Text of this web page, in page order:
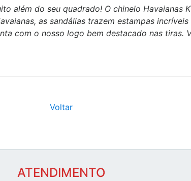
além do seu quadrado! O chinelo Havaianas
as sandálias trazem estampas
com o nosso logo bem destacado nas tiras.
Voltar
ATENDIMENTO